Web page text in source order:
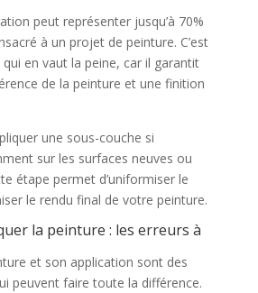
peut représenter jusqu’à 70%
à un projet de peinture. C’est
en vaut la peine, car il garantit
de la peinture et une finition
une sous-couche si
sur les surfaces neuves ou
étape permet d’uniformiser le
le rendu final de votre peinture.
la peinture : les erreurs à
et son application sont des
peuvent faire toute la différence.